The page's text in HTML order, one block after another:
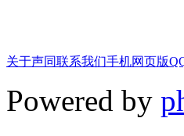
关于声同联系我们手机网页版
Powered by